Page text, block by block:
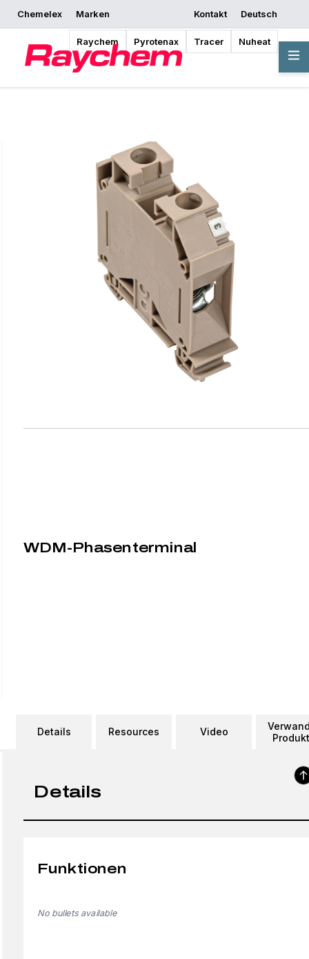
Chemelex Marken
Raychem Pyrotenax Tracer Nuheat
Kontakt
Deutsch
Angebot anfordern
Bezugsquellen
Mit dem Entwerfen
Übersicht
WDM-Phasenterminal
Details Resources Video
Details
Funktionen
No bullets available